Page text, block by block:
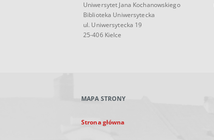
Uniwersytet Jana Kochanowskiego
Biblioteka Uniwersytecka
ul. Uniwersytecka 19
25-406 Kielce
MAPA STRONY
Strona główna